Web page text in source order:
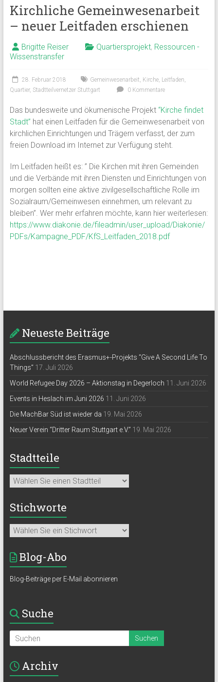
Kirchliche Gemeinwesenarbeit
– neuer Leitfaden erschienen
Brigitte Reiser Quartiersprojekt, Ressourcen -
Wissenstransfer
28. Februar 2018 Gemeinwesenarbeit, Kirche, Leitfaden,
Quartier, Stadtteilvernetzer Stuttgart 0 Kommentare
Das bundesweite und ökumenische Projekt “Kirche findet
Stadt” hat einen Leitfaden für die Gemeinwesenarbeit von
kirchlichen Einrichtungen und Trägern verfasst, der zum
freien Download im Internet zur Verfügung steht.
Im Leitfaden heißt es: ” Die Kirchen mit ihren Gemeinden
und die Verbände mit ihren Diensten und Einrichtungen von
morgen sollten eine aktive zivilgesellschaftliche Rolle im
Sozialraum/Gemeinwesen einnehmen, um relevant zu
bleiben”. Wer mehr erfahren möchte, kann hier weiterlesen:
https://www.diakonie.de/fileadmin/user_upload/Diakonie/
PDFs/Kampagne_PDF/KfS_Leitfaden_2018.pdf
Neueste Beiträge
Abschlussbericht des Erasmus+-Projekts “Give A Second Life To
Things” 17. Juli 2026
World Refugee Day 2026 – Aktionstag in Degerloch 11. Juni 2026
Events in Heslach im Juni 2026 11. Juni 2026
Die MachBar Süd ist wieder da 19. Mai 2026
Neuer Verein “Dritter Raum Stuttgart e.V.” 19. Mai 2026
Stadtteile
Stichworte
Blog-Abo
Blog-Beiträge per E-Mail abonnieren
Suche
Archiv